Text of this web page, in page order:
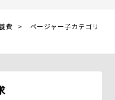
費
ページャー子カテゴリ